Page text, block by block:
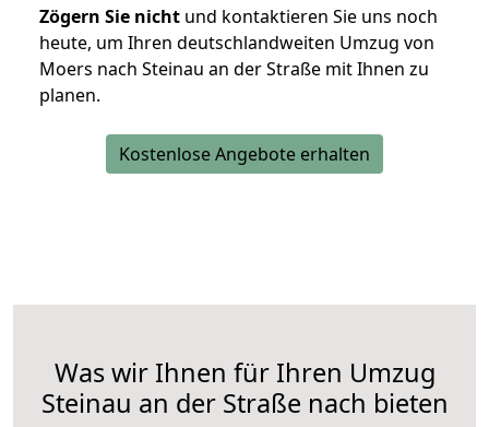
Zögern Sie nicht und kontaktieren Sie uns noch
heute, um Ihren deutschlandweiten Umzug von
Moers nach Steinau an der Straße mit Ihnen zu
planen.
Kostenlose Angebote erhalten
Was wir Ihnen für Ihren Umzug
Steinau an der Straße nach bieten